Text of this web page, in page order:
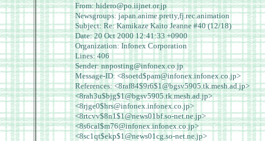
From: hidero@po.iijnet.or.jp
Newsgroups: japan.anime.pretty,fj.rec.animation
Subject: Re: Kamikaze Kaito Jeanne #40 (12/18)
Date: 20 Oct 2000 12:41:33 +0900
Organization: Infonex Corporation
Lines: 406
Sender: nnposting@infonex.co.jp
Message-ID: <8soetd$pam@infonex.infonex.co.jp>
References: <8raf84$9r6$1@bgsv5905.tk.mesh.ad.jp>
<8rah3u$bjg$1@bgsv5905.tk.mesh.ad.jp>
<8rjge0$hrs@infonex.infonex.co.jp>
<8rtcvv$8n1$1@news01bf.so-net.ne.jp>
<8s6cal$m76@infonex.infonex.co.jp>
<8sc1qt$ekp$1@news01cg.so-net.ne.jp>